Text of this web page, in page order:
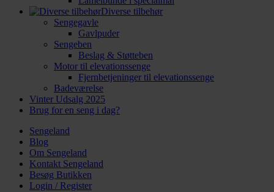
Diverse tilbehør
Sengegavle
Gavlpuder
Sengeben
Beslag & Støtteben
Motor til elevationssenge
Fjernbetjeninger til elevationssenge
Badeværelse
Vinter Udsalg 2025
Brug for en seng i dag?
Sengeland
Blog
Om Sengeland
Kontakt Sengeland
Besøg Butikken
Login / Register